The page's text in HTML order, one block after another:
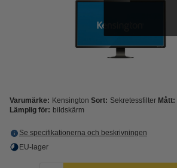
Varumärke: Kensington Sort: Sekretessfilter Mått:
Lämplig för: bildskärm
Se specifikationerna och beskrivningen
EU-lager